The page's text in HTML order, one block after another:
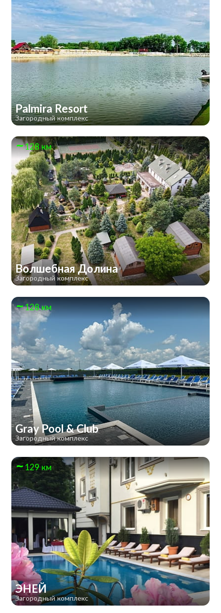
Palmira Resort
Загородный комплекс
128 км
Волшебная Долина
Загородный комплекс
128 км
Gray Pool & Club
Загородный комплекс
129 км
ЭНЕЙ
Загородный комплекс